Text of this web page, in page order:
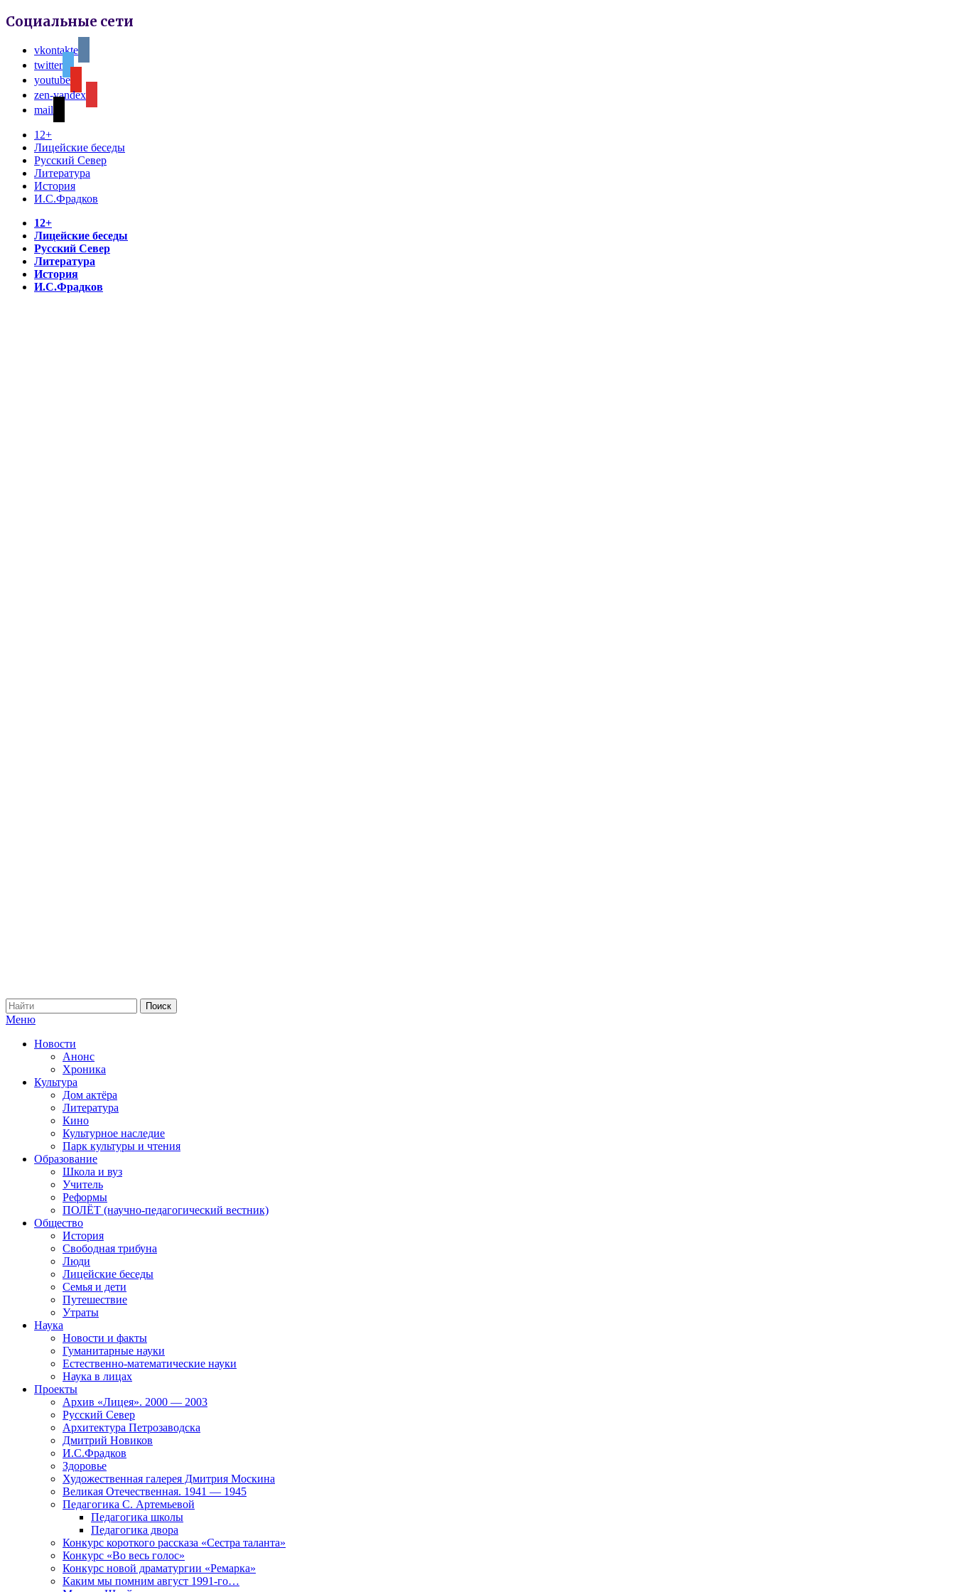
Социальные сети
vkontakte
twitter
youtube
zen-yandex
mail
12+
Лицейские беседы
Русский Север
Литература
История
И.С.Фрадков
12+
Лицейские беседы
Русский Север
Литература
История
И.С.Фрадков
Меню
Новости
Анонс
Хроника
Культура
Дом актёра
Литература
Кино
Культурное наследие
Парк культуры и чтения
Образование
Школа и вуз
Учитель
Реформы
ПОЛЁТ (научно-педагогический вестник)
Общество
История
Свободная трибуна
Люди
Лицейские беседы
Семья и дети
Путешествие
Утраты
Наука
Новости и факты
Гуманитарные науки
Естественно-математические науки
Наука в лицах
Проекты
Архив «Лицея». 2000 — 2003
Русский Север
Архитектура Петрозаводска
Дмитрий Новиков
И.С.Фрадков
Здоровье
Художественная галерея Дмитрия Москина
Великая Отечественная. 1941 — 1945
Педагогика С. Артемьевой
Педагогика школы
Педагогика двора
Конкурс короткого рассказа «Сестра таланта»
Конкурс «Во весь голос»
Конкурс новой драматургии «Ремарка»
Каким мы помним август 1991-го…